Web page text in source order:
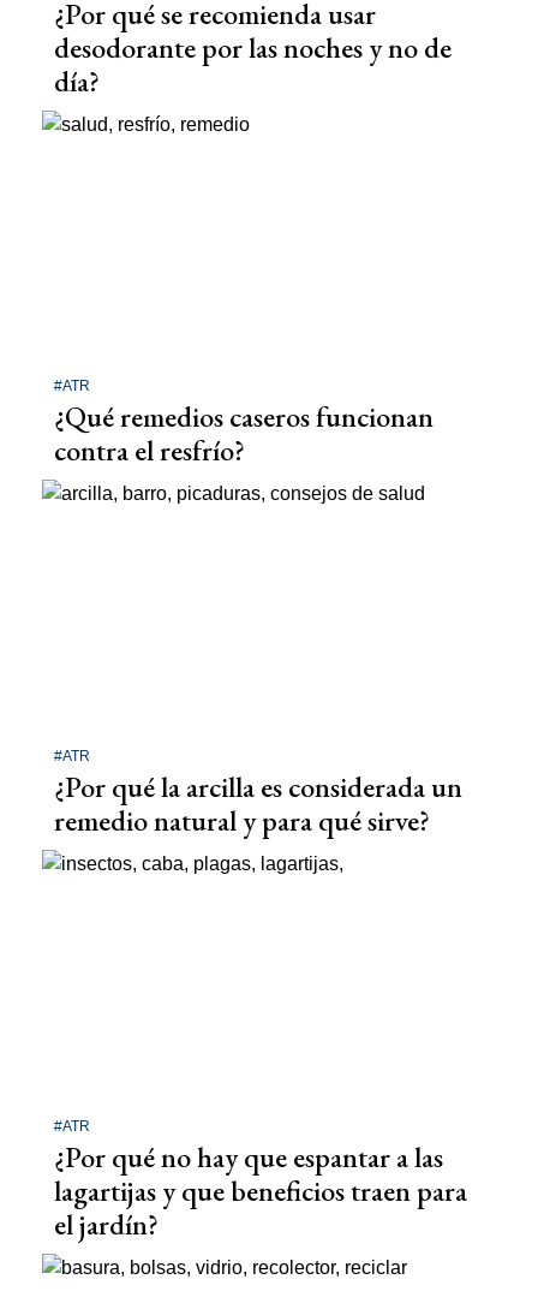
¿Por qué se recomienda usar
desodorante por las noches y no de
día?
#ATR
¿Qué remedios caseros funcionan
contra el resfrío?
#ATR
¿Por qué la arcilla es considerada un
remedio natural y para qué sirve?
#ATR
¿Por qué no hay que espantar a las
lagartijas y que beneficios traen para
el jardín?